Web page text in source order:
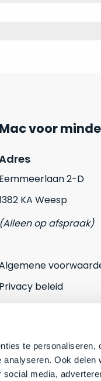
te personaliseren,
Ook delen
media,
Mac voor
Eemmeerlaan 2-D
KA Weesp
(Alleen op afspraak)
Privacy beleid